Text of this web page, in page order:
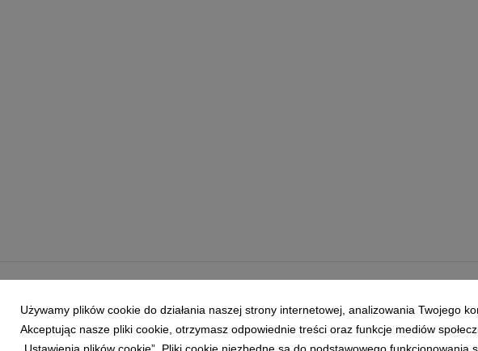
Używamy plików cookie do działania naszej strony internetowej, analizowania Twojego
Akceptując nasze pliki cookie, otrzymasz odpowiednie treści oraz funkcje mediów